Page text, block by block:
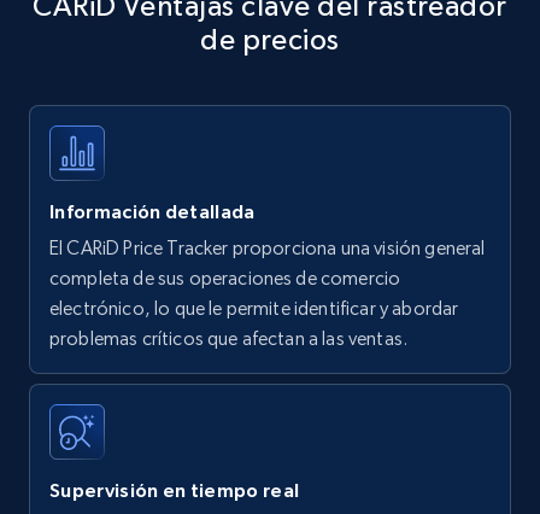
Title, Seller name, Brand, Description, Initial
35.3K+
Amazon products - find products by using
upc numbers
Title, Seller name, Brand, Description, Initial
price, Currency, Availability, Reviews count, and
35.3K+
de precios
Información detallada
El CARiD Price Tracker proporciona una visión general
completa de sus operaciones de comercio
electrónico, lo que le permite identificar y abordar
problemas críticos que afectan a las ventas.
Supervisión en tiempo real